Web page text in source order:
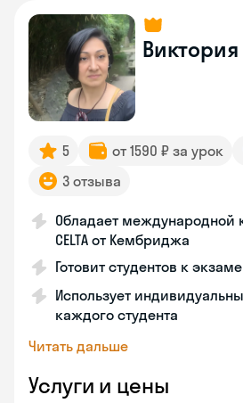
Виктория
5 от 1590 ₽ за урок
3 отзыва
Обладает международной
CELTA от Кембриджа
Готовит студентов к
Использует
каждого студента
Читать дальше
Услуги и цены